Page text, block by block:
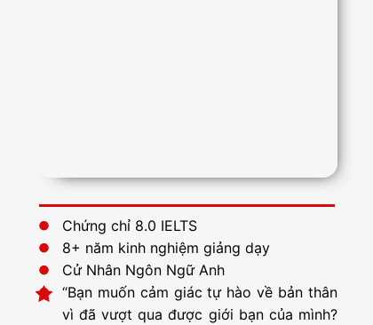
Chứng chỉ 8.0 IELTS
8+ năm kinh nghiệm giảng dạy
Cử Nhân Ngôn Ngữ Anh
“Bạn muốn cảm giác tự hào về bản thân
vì đã vượt qua được giới bạn của mình?